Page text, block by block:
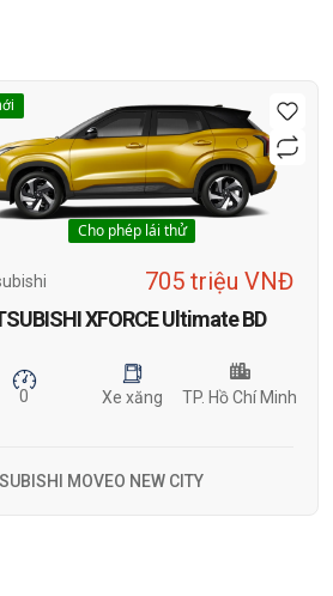
Cho phép lái thử
705 triệu VNĐ
XFORCE Ultimate BD
0 Xe xăng TP. Hồ Chí Minh
MOVEO NEW CITY